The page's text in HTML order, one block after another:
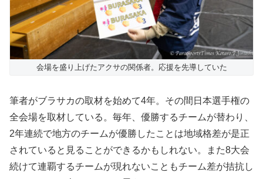
会場を盛り上げたアクサの関係者。応援を先導していた
筆者がブラサカの取材を始めて4年。その間日本選手権の
全会場を取材している。毎年、優勝するチームが替わり、
2年連続で地方のチームが優勝したことは地域格差が是正
されていると見ることができるかもしれない。また8大会
続けて連覇するチームが現れないこともチーム差が拮抗し